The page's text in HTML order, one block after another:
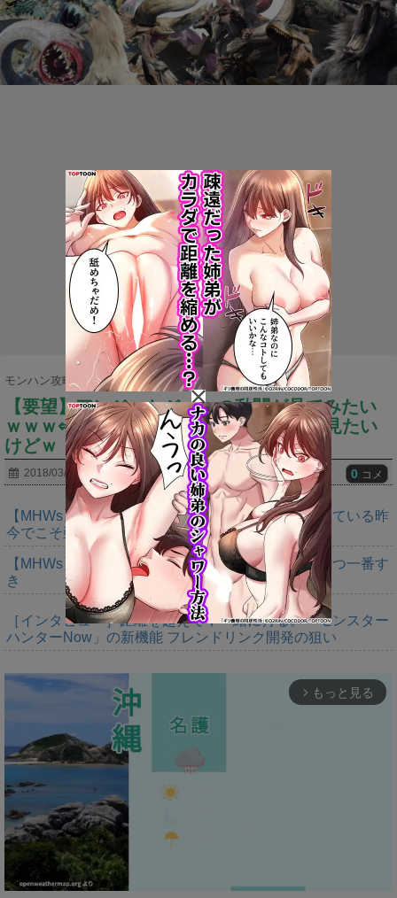
モンハン攻略まとめ隊 >モンスター >
【要望】アンジャとジョーの乱闘が見てみたい
ｗｗｗ⇐●●とジョーが闘ってるところも見たい
けどｗ
2018/03/08 0 コメ
【MHWs】モンスター一体作るコストが大きくなっている昨
今でこそ亜種に頼るべきだよな
【MHWs】鍔迫り合いでオメガの強さ見せられるやつ一番す
き
［インタビュー］距離を超えて，一緒に狩る。「モンスター
ハンターNow」の新機能 フレンドリンク開発の狙い
arrow_forward_ios もっと見る